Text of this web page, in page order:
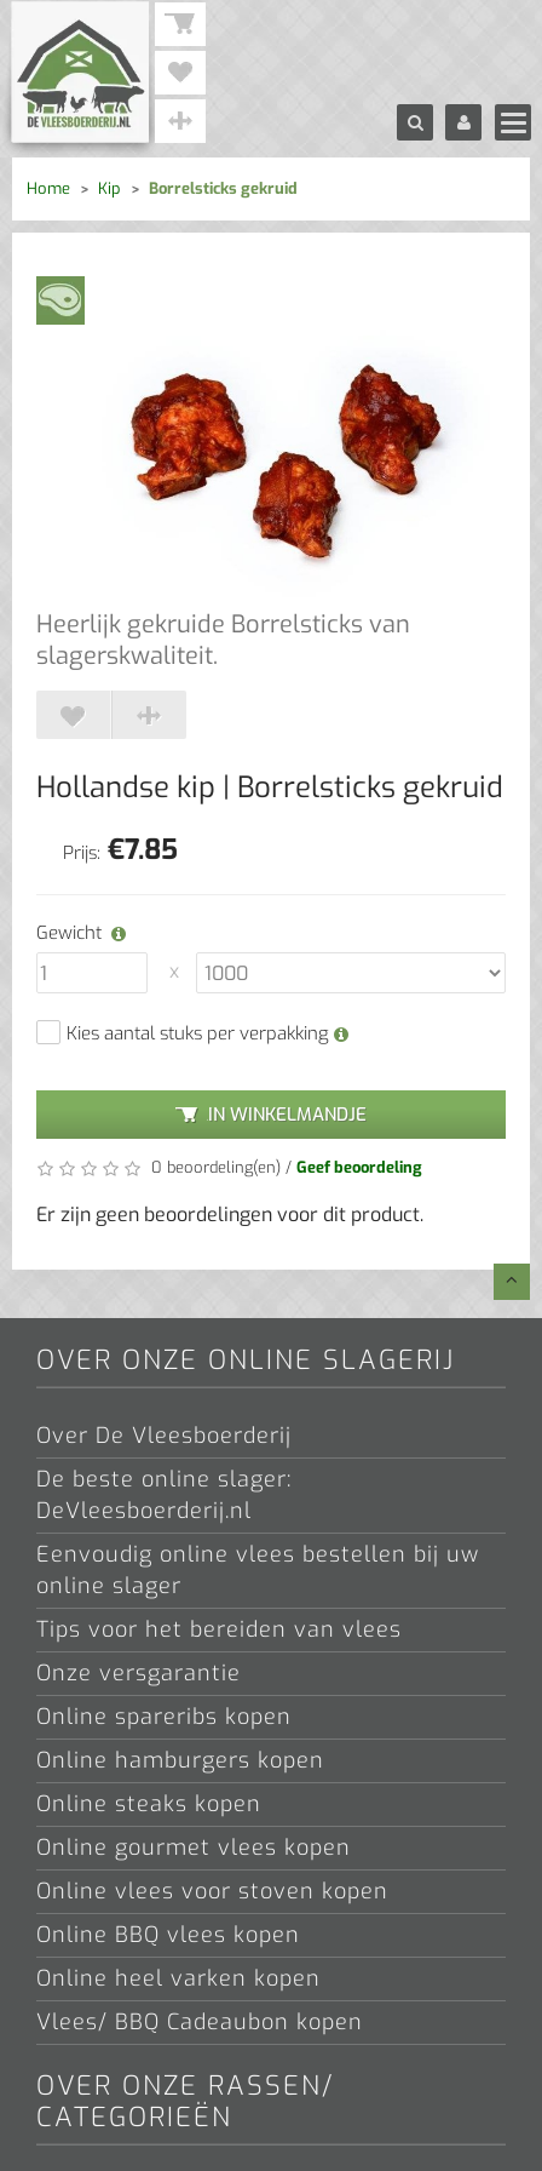
Home Kip Borrelsticks gekruid
Heerlijk gekruide Borrelsticks van
slagerskwaliteit.
Hollandse kip | Borrelsticks gekruid
Prijs: €7.85
Gewicht
Kies aantal stuks per verpakking
IN WINKELMANDJE
0 beoordeling(en) / Geef beoordeling
Er zijn geen beoordelingen voor dit product.
OVER ONZE ONLINE SLAGERIJ
Over De Vleesboerderij
De beste online slager:
DeVleesboerderij.nl
Eenvoudig online vlees bestellen bij uw
online slager
Tips voor het bereiden van vlees
Onze versgarantie
Online spareribs kopen
Online hamburgers kopen
Online steaks kopen
Online gourmet vlees kopen
Online vlees voor stoven kopen
Online BBQ vlees kopen
Online heel varken kopen
Vlees/ BBQ Cadeaubon kopen
OVER ONZE RASSEN/
CATEGORIEËN